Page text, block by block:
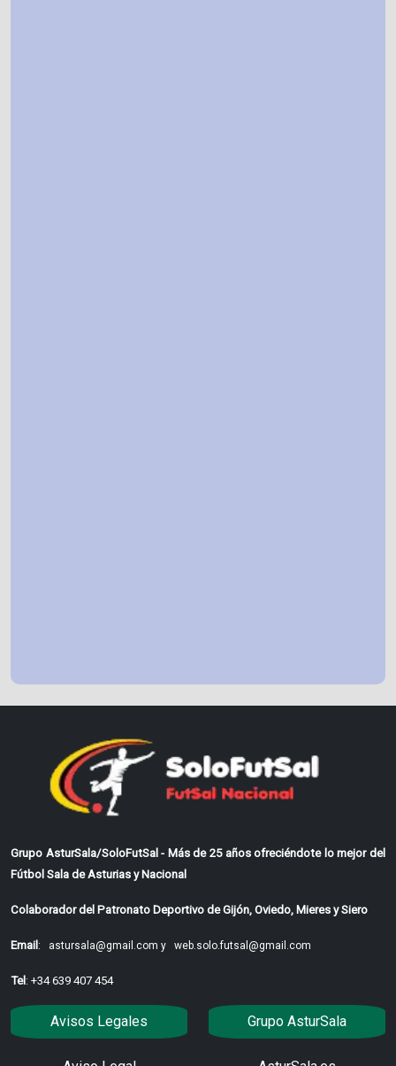
Grupo AsturSala/SoloFutSal - Más de 25 años ofreciéndote lo mejor del
Fútbol Sala de Asturias y Nacional
Colaborador del Patronato Deportivo de Gijón, Oviedo, Mieres y Siero
Email: astursala@gmail.com y web.solo.futsal@gmail.com
Tel: +34 639 407 454
Avisos Legales Grupo AsturSala